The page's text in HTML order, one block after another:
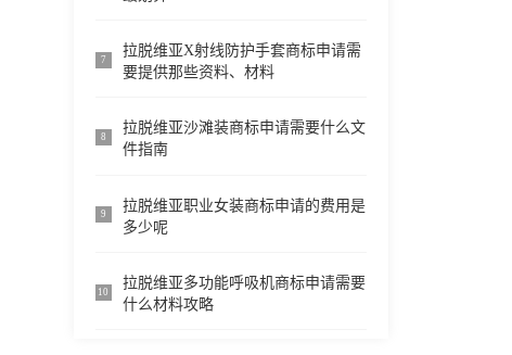
7
拉脱维亚X射线防护手套商标申请需
要提供那些资料、材料
8
拉脱维亚沙滩装商标申请需要什么文
件指南
9
拉脱维亚职业女装商标申请的费用是
多少呢
10
拉脱维亚多功能呼吸机商标申请需要
什么材料攻略